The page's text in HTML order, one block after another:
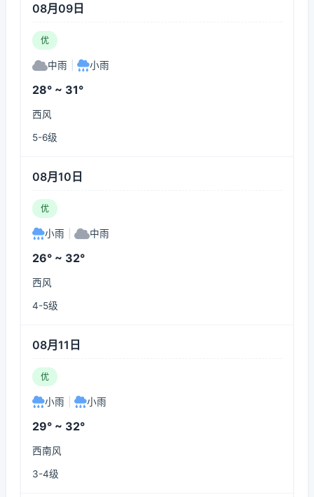
08月09日
优
中雨 小雨
28° ~ 31°
西风
5-6级
08月10日
优
小雨 中雨
26° ~ 32°
西风
4-5级
08月11日
优
小雨 小雨
29° ~ 32°
西南风
3-4级